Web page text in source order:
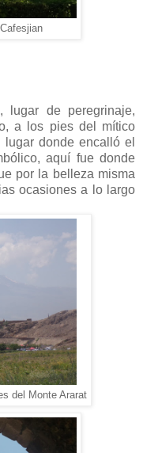
, lugar de peregrinaje,
a los pies del mítico
donde encalló el
aquí fue donde
por la belleza misma
ocasiones a lo largo
del Monte Ararat